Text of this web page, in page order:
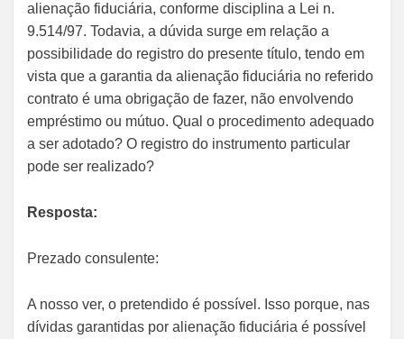
alienação fiduciária, conforme disciplina a Lei n.
9.514/97. Todavia, a dúvida surge em relação a
possibilidade do registro do presente título, tendo em
vista que a garantia da alienação fiduciária no referido
contrato é uma obrigação de fazer, não envolvendo
empréstimo ou mútuo. Qual o procedimento adequado
a ser adotado? O registro do instrumento particular
pode ser realizado?
Resposta:
Prezado consulente:
A nosso ver, o pretendido é possível. Isso porque, nas
dívidas garantidas por alienação fiduciária é possível